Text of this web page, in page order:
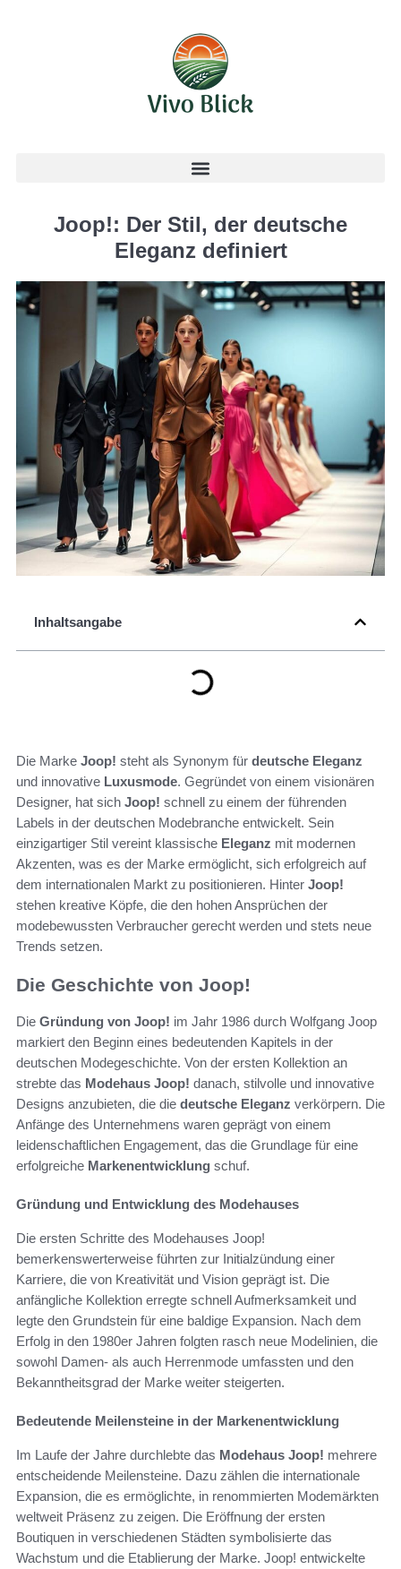
Joop!: Der Stil, der deutsche
Eleganz definiert
Inhaltsangabe
Die Marke Joop! steht als Synonym für deutsche Eleganz
und innovative Luxusmode. Gegründet von einem visionären
Designer, hat sich Joop! schnell zu einem der führenden
Labels in der deutschen Modebranche entwickelt. Sein
einzigartiger Stil vereint klassische Eleganz mit modernen
Akzenten, was es der Marke ermöglicht, sich erfolgreich auf
dem internationalen Markt zu positionieren. Hinter Joop!
stehen kreative Köpfe, die den hohen Ansprüchen der
modebewussten Verbraucher gerecht werden und stets neue
Trends setzen.
Die Geschichte von Joop!
Die Gründung von Joop! im Jahr 1986 durch Wolfgang Joop
markiert den Beginn eines bedeutenden Kapitels in der
deutschen Modegeschichte. Von der ersten Kollektion an
strebte das Modehaus Joop! danach, stilvolle und innovative
Designs anzubieten, die die deutsche Eleganz verkörpern. Die
Anfänge des Unternehmens waren geprägt von einem
leidenschaftlichen Engagement, das die Grundlage für eine
erfolgreiche Markenentwicklung schuf.
Gründung und Entwicklung des Modehauses
Die ersten Schritte des Modehauses Joop!
bemerkenswerterweise führten zur Initialzündung einer
Karriere, die von Kreativität und Vision geprägt ist. Die
anfängliche Kollektion erregte schnell Aufmerksamkeit und
legte den Grundstein für eine baldige Expansion. Nach dem
Erfolg in den 1980er Jahren folgten rasch neue Modelinien, die
sowohl Damen- als auch Herrenmode umfassten und den
Bekanntheitsgrad der Marke weiter steigerten.
Bedeutende Meilensteine in der Markenentwicklung
Im Laufe der Jahre durchlebte das Modehaus Joop! mehrere
entscheidende Meilensteine. Dazu zählen die internationale
Expansion, die es ermöglichte, in renommierten Modemärkten
weltweit Präsenz zu zeigen. Die Eröffnung der ersten
Boutiquen in verschiedenen Städten symbolisierte das
Wachstum und die Etablierung der Marke. Joop! entwickelte